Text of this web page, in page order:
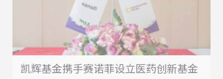
凯辉基金携手赛诺菲设立医药创新基金